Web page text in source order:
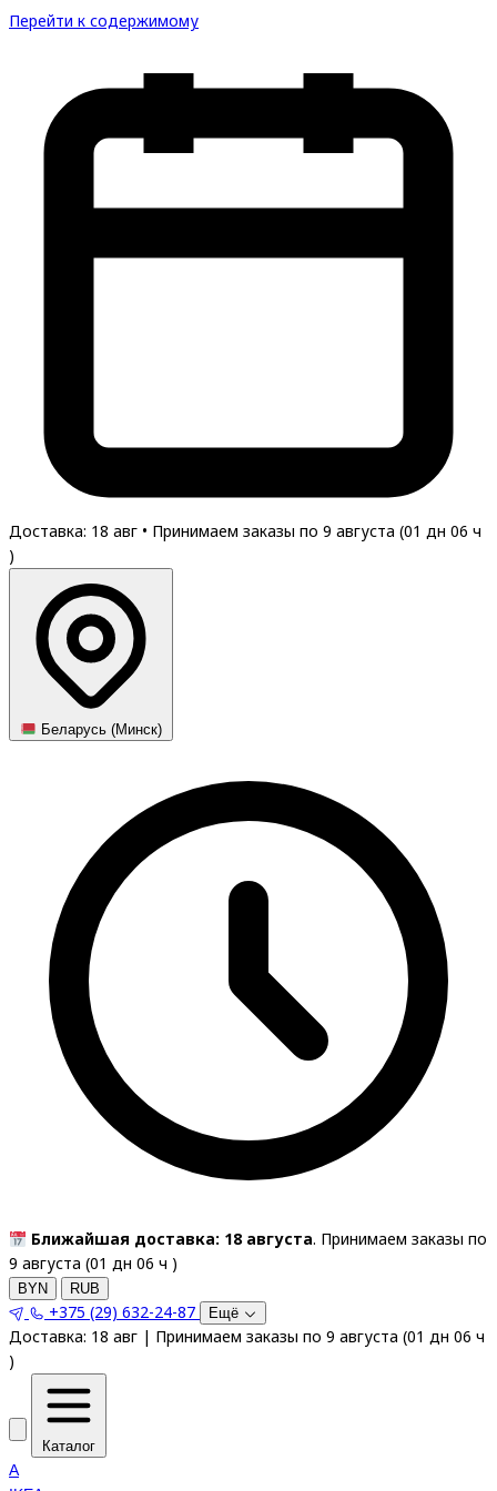
Перейти к содержимому
Доставка: 18 авг • Принимаем заказы по 9 августа (01 дн 06 ч
)
Беларусь (Минск)
Ближайшая доставка: 18 августа. Принимаем заказы по
9 августа (01 дн 06 ч )
BYN RUB
+375 (29) 632-24-87 Ещё
Доставка: 18 авг | Принимаем заказы по 9 августа (01 дн 06 ч
)
Каталог
A